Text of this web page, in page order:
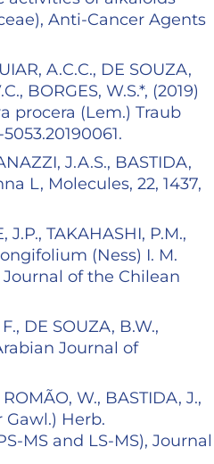
Anti-Cancer Agents
A.C.C., DE SOUZA,
BORGES, W.S.*, (2019)
procera (Lem.) Traub
J.A.S., BASTIDA,
L, Molecules, 22, 1437,
J.P., TAKAHASHI, P.M.,
(Ness) I. M.
of the Chilean
DE SOUZA, B.W.,
Journal of
W., BASTIDA, J.,
Herb.
MS and LS-MS), Journal